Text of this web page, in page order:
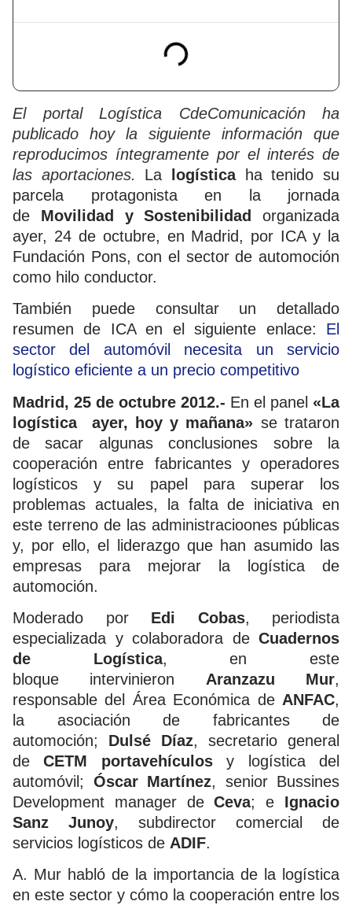
El portal Logística CdeComunicaciónha
publicado hoy la siguiente información que
reproducimos íntegramente por el interés de
las aportaciones.
La logísticaha tenido su
parcela protagonista en la jornada
de Movilidad y Sostenibilidad organizada
ayer, 24 de octubre, en Madrid, por ICA y la
Fundación Pons, con el sector de automoción
como hilo conductor.
También puede consultar un detallado
resumen de ICA en el siguiente enlace: El
sector del automóvil necesita un servicio
logístico eficiente a un precio competitivo
Madrid, 25 de octubre 2012.- En el panel «La
logística ayer, hoy y mañana» se trataron
de sacar algunas conclusiones sobre la
cooperación entre fabricantes y operadores
logísticos y su papel para superar los
problemas actuales, la falta de iniciativa en
este terreno de las administracioones públicas
y, por ello, el liderazgo que han asumido las
empresas para mejorar la logística de
automoción.
Moderado por Edi Cobas, periodista
especializada y colaboradora de Cuadernos
de Logística, en este
bloque intervinieron Aranzazu Mur,
responsable del Área Económica de ANFAC,
la asociación de fabricantes de
automoción; Dulsé Díaz, secretario general
deCETM portavehículosy logística del
automóvil; Óscar Martínez, senior Bussines
Development manager deCeva; e Ignacio
Sanz Junoy, subdirector comercial de
servicios logísticos de ADIF.
A. Mur habló de la importancia de la logística
en este sector y cómo la cooperación entre los